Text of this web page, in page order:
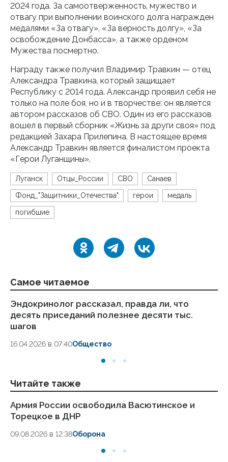
2024 года. За самоотверженность, мужество и
отвагу при выполнении воинского долга награжден
медалями «За отвагу», «За верность долгу», «За
освобождение Донбасса», а также орденом
Мужества посмертно.
Награду также получил Владимир Травкин — отец
Александра Травкина, который защищает
Республику с 2014 года. Александр проявил себя не
только на поле боя, но и в творчестве: он является
автором рассказов об СВО. Один из его рассказов
вошел в первый сборник «Жизнь за други своя» под
редакцией Захара Прилепина. В настоящее время
Александр Травкин является финалистом проекта
«Герои Луганщины».
Луганск Отцы_России СВО Санаев
Фонд_"Защитники_Отечества" герои медаль
погибшие
Самое читаемое
Эндокринолог рассказал, правда ли, что
десять приседаний полезнее десяти тыс.
шагов
16.04.2026 в 07:40Общество
Читайте также
Армия России освободила Васютинское и
Торецкое в ДНР
09.08.2026 в 12:38Оборона